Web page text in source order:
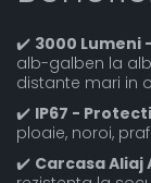
✔️ 3000 Lumeni
alb-galben la
distante mari in
✔️ IP67 -
ploaie, noroi,
✔️ Carcasa Aliaj